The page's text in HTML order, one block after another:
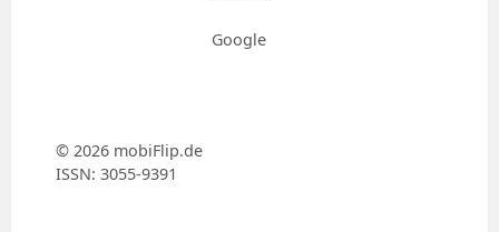
Google
© 2026 mobiFlip.de
ISSN: 3055-9391